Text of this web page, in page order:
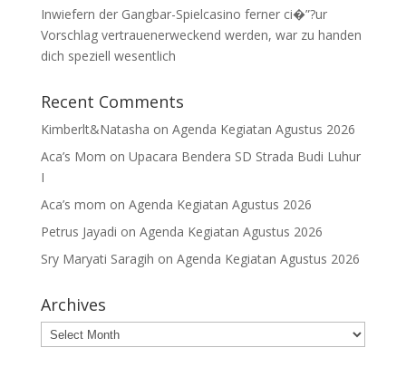
Inwiefern der Gangbar-Spielcasino ferner ci�”?ur
Vorschlag vertrauenerweckend werden, war zu handen
dich speziell wesentlich
Recent Comments
Kimberlt&Natasha on Agenda Kegiatan Agustus 2026
Aca’s Mom on Upacara Bendera SD Strada Budi Luhur
I
Aca’s mom on Agenda Kegiatan Agustus 2026
Petrus Jayadi on Agenda Kegiatan Agustus 2026
Sry Maryati Saragih on Agenda Kegiatan Agustus 2026
Archives
Archives